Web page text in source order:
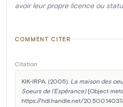
avoir leur propre licence ou
COMMENT CITER
Citation
KIK-IRPA. (2005). La maison des
Soeurs de l'Espérance) [Object
https://hdl.handle.net/